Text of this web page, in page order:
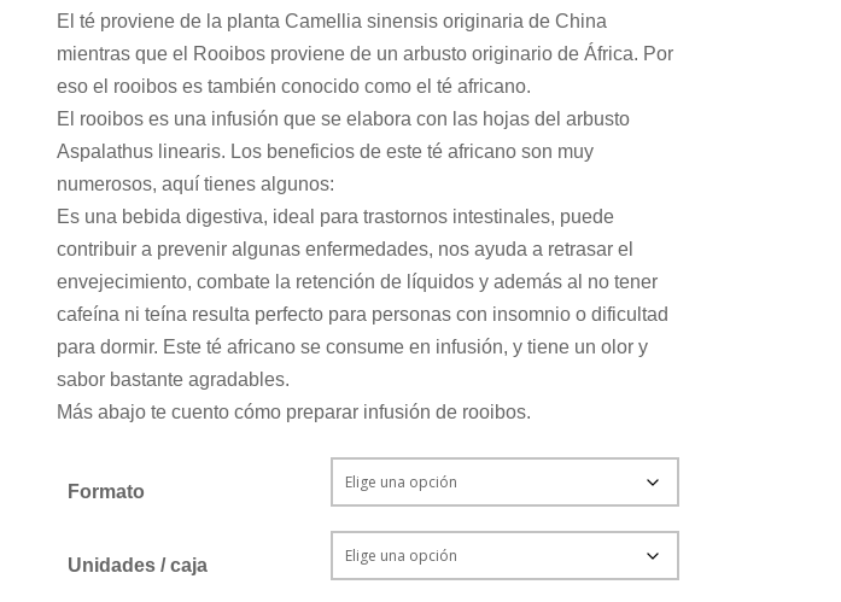
El té proviene de la planta Camellia sinensis originaria de China
mientras que el Rooibos proviene de un arbusto originario de África. Por
eso el rooibos es también conocido como el té africano.
El rooibos es una infusión que se elabora con las hojas del arbusto
Aspalathus linearis. Los beneficios de este té africano son muy
numerosos, aquí tienes algunos:
Es una bebida digestiva, ideal para trastornos intestinales, puede
contribuir a prevenir algunas enfermedades, nos ayuda a retrasar el
envejecimiento, combate la retención de líquidos y además al no tener
cafeína ni teína resulta perfecto para personas con insomnio o dificultad
para dormir. Este té africano se consume en infusión, y tiene un olor y
sabor bastante agradables.
Más abajo te cuento cómo preparar infusión de rooibos.
Formato
Unidades / caja